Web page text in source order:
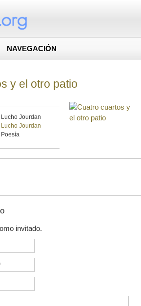
NAVEGACIÓN
y el otro patio
Lucho Jourdan
Lucho Jourdan
Poesía
invitado.